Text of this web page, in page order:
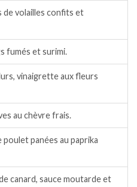
de volailles confits et
fumés et surimi.
vinaigrette aux fleurs
au chèvre frais.
panées au paprika
canard, sauce moutarde et